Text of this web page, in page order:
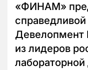
«ФИНАМ»
Девелопмент
из лидеров
лабораторной